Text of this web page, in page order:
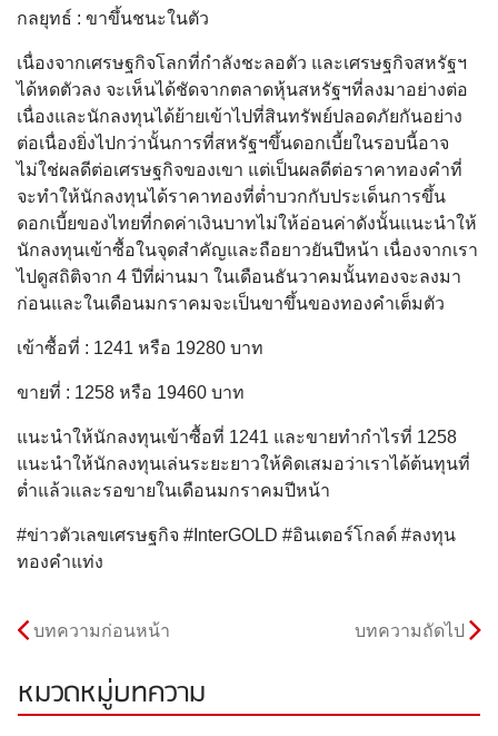
กลยุทธ์ : ขาขึ้นชนะในตัว
เนื่องจากเศรษฐกิจโลกที่กำลังชะลอตัว และเศรษฐกิจสหรัฐฯ
ได้หดตัวลง จะเห็นได้ชัดจากตลาดหุ้นสหรัฐฯที่ลงมาอย่างต่อ
เนื่องและนักลงทุนได้ย้ายเข้าไปที่สินทรัพย์ปลอดภัยกันอย่าง
ต่อเนื่องยิ่งไปกว่านั้นการที่สหรัฐฯขึ้นดอกเบี้ยในรอบนี้อาจ
ไม่ใช่ผลดีต่อเศรษฐกิจของเขา แต่เป็นผลดีต่อราคาทองคำที่
จะทำให้นักลงทุนได้ราคาทองที่ต่ำบวกกับประเด็นการขึ้น
ดอกเบี้ยของไทยที่กดค่าเงินบาทไม่ให้อ่อนค่าดังนั้นแนะนำให้
นักลงทุนเข้าซื้อในจุดสำคัญและถือยาวยันปีหน้า เนื่องจากเรา
ไปดูสถิติจาก 4 ปีที่ผ่านมา ในเดือนธันวาคมนั้นทองจะลงมา
ก่อนและในเดือนมกราคมจะเป็นขาขึ้นของทองคำเต็มตัว
เข้าซื้อที่ : 1241 หรือ 19280 บาท
ขายที่ : 1258 หรือ 19460 บาท
แนะนำให้นักลงทุนเข้าซื้อที่ 1241 และขายทำกำไรที่ 1258
แนะนำให้นักลงทุนเล่นระยะยาวให้คิดเสมอว่าเราได้ต้นทุนที่
ต่ำแล้วและรอขายในเดือนมกราคมปีหน้า
#ข่าวตัวเลขเศรษฐกิจ #InterGOLD #อินเตอร์โกลด์ #ลงทุน
ทองคำแท่ง
บทความก่อนหน้า บทความถัดไป
หมวดหมู่บทความ